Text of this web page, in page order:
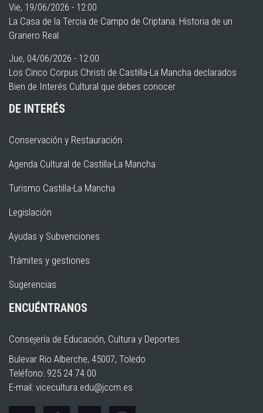
Vie, 19/06/2026 - 12:00
La Casa de la Tercia de Campo de Criptana: Historia de un
Granero Real
Jue, 04/06/2026 - 12:00
Los Cinco Corpus Christi de Castilla-La Mancha declarados
Bien de Interés Cultural que debes conocer
DE INTERÉS
Conservación y Restauración
Agenda Cultural de Castilla-La Mancha
Turismo Castilla-La Mancha
Legislación
Ayudas y Subvenciones
Trámites y gestiones
Sugerencias
ENCUÉNTRANOS
Consejería de Educación, Cultura y Deportes
Bulevar Rio Alberche, 45007, Toledo
Teléfono: 925 24 74 00
E-mail: vicecultura.edu@jccm.es